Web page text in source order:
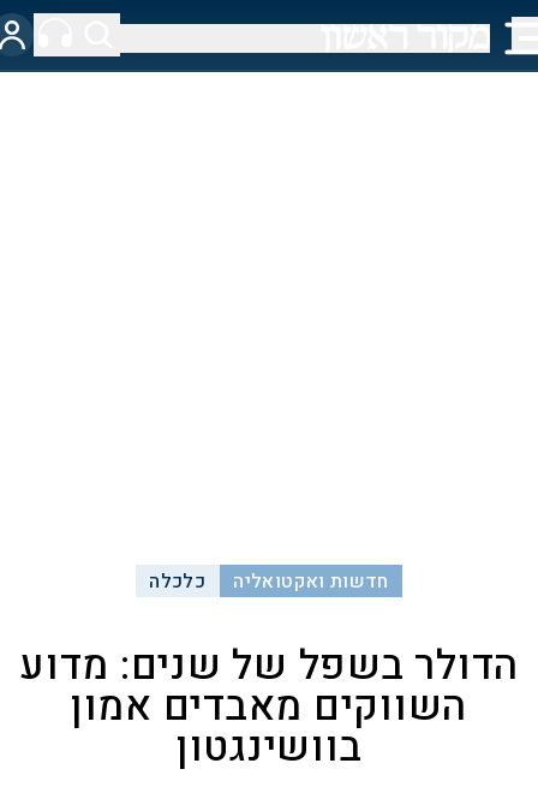
חדשות ואקטואליה כלכלה
הדולר בשפל של שנים: מדוע
השווקים מאבדים אמון
בוושינגטון